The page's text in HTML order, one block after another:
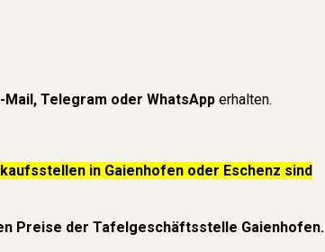
Mail, Telegram oder WhatsApp erhalten.
in Gaienhofen oder Eschenz sind
Preise der Tafelgeschäftsstelle Gaienhofen.